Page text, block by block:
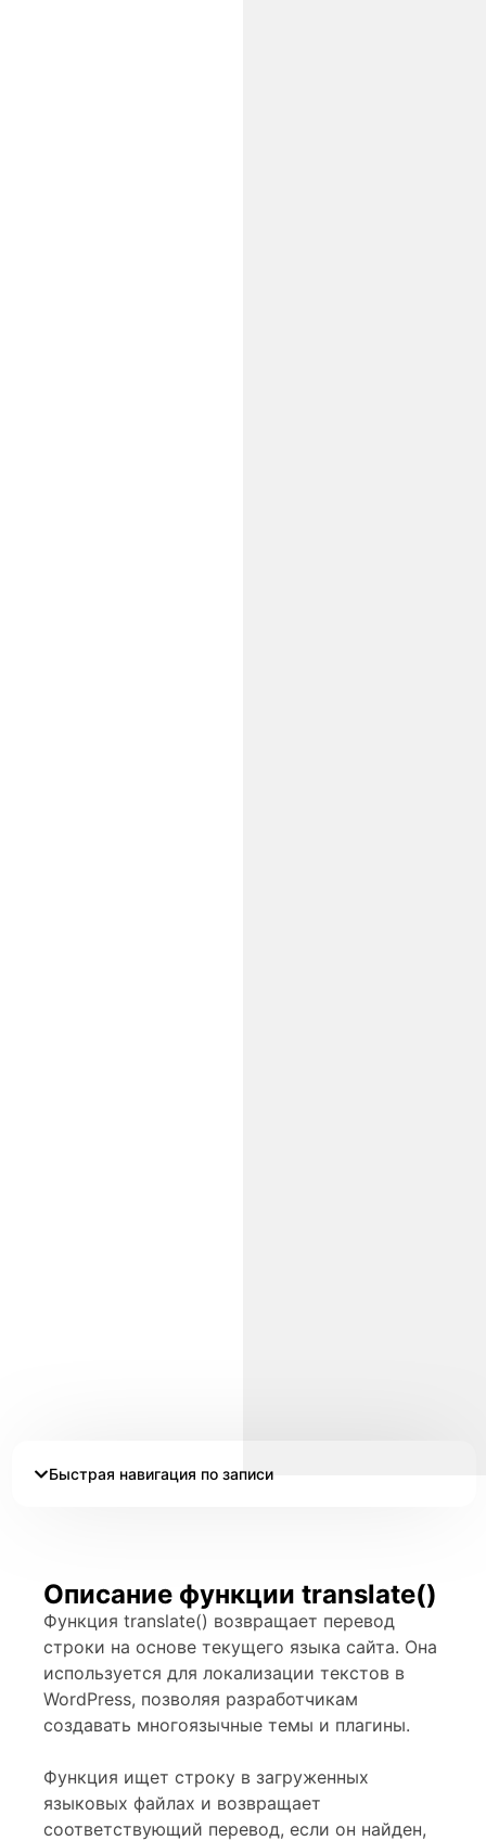
Быстрая навигация по записи
Описание функции translate()
Функция translate() возвращает перевод
строки на основе текущего языка сайта. Она
используется для локализации текстов в
WordPress, позволяя разработчикам
создавать многоязычные темы и плагины.
Функция ищет строку в загруженных
языковых файлах и возвращает
соответствующий перевод, если он найден,